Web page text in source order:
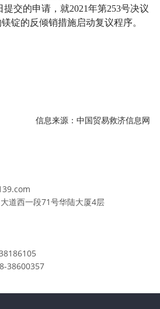
提交的申请，就2021年第253号决议
锭的反倾销措施启动复议程序。
信息来源：中国贸易救济信息网
道西一段71号华陆大厦4层
38600357